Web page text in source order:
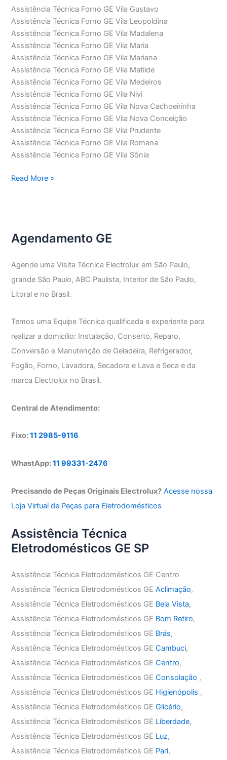
Assistência Técnica Forno GE Vila Gustavo
Assistência Técnica Forno GE Vila Leopoldina
Assistência Técnica Forno GE Vila Madalena
Assistência Técnica Forno GE Vila Maria
Assistência Técnica Forno GE Vila Mariana
Assistência Técnica Forno GE Vila Matilde
Assistência Técnica Forno GE Vila Medeiros
Assistência Técnica Forno GE Vila Nivi
Assistência Técnica Forno GE Vila Nova Cachoeirinha
Assistência Técnica Forno GE Vila Nova Conceição
Assistência Técnica Forno GE Vila Prudente
Assistência Técnica Forno GE Vila Romana
Assistência Técnica Forno GE Vila Sônia
Assistência
Read More »
Agendamento GE
Agende uma Visita Técnica Electrolux em São Paulo,
grande São Paulo, ABC Paulista, Interior de São Paulo,
Litoral e no Brasil.
Temos uma Equipe Técnica qualificada e experiente para
realizar a domicílio: Instalação, Conserto, Reparo,
Conversão e Manutenção de Geladeira, Refrigerador,
Fogão, Forno, Lavadora, Secadora e Lava e Seca e da
marca Electrolux no Brasil.
Central de Atendimento:
Fixo:11 2985-9116
WhastApp:11 99331-2476
Precisando de Peças Originais Electrolux? Acesse nossa
Loja Virtual de Peças para Eletrodomésticos
Assistência Técnica
Eletrodomésticos GE SP
Assistência Técnica Eletrodomésticos GE Centro
Assistência Técnica Eletrodomésticos GEAclimação,
Assistência Técnica Eletrodomésticos GE Bela Vista,
Assistência Técnica Eletrodomésticos GE Bom Retiro,
Assistência Técnica Eletrodomésticos GE Brás,
Assistência Técnica Eletrodomésticos GECambuci,
Assistência Técnica Eletrodomésticos GECentro,
Assistência Técnica Eletrodomésticos GEConsolação ,
Assistência Técnica Eletrodomésticos GE Higienópolis ,
Assistência Técnica Eletrodomésticos GEGlicério,
Assistência Técnica Eletrodomésticos GE Liberdade,
Assistência Técnica Eletrodomésticos GE Luz,
Assistência Técnica Eletrodomésticos GE Pari,